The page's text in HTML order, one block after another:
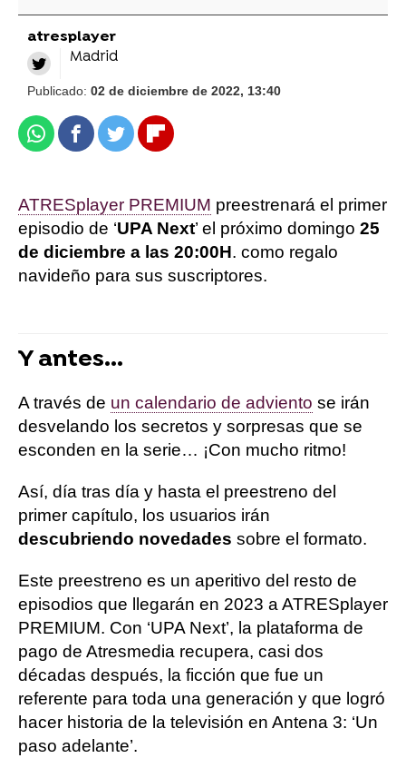
atresplayer
Madrid
Publicado: 02 de diciembre de 2022, 13:40
WhatsappFacebook
TwitterFlipboard
ATRESplayer PREMIUM preestrenará el primer
episodio de ‘UPA Next’ el próximo domingo 25
de diciembre a las 20:00H. como regalo
navideño para sus suscriptores.
Y antes...
A través de un calendario de adviento se irán
desvelando los secretos y sorpresas que se
esconden en la serie… ¡Con mucho ritmo!
Así, día tras día y hasta el preestreno del
primer capítulo, los usuarios irán
descubriendo novedades sobre el formato.
Este preestreno es un aperitivo del resto de
episodios que llegarán en 2023 a ATRESplayer
PREMIUM. Con ‘UPA Next’, la plataforma de
pago de Atresmedia recupera, casi dos
décadas después, la ficción que fue un
referente para toda una generación y que logró
hacer historia de la televisión en Antena 3: ‘Un
paso adelante’.